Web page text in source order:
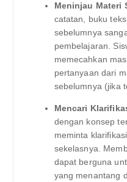
Meninjau Materi
catatan, buku
sebelumnya
pembelajaran.
memecahkan
pertanyaan dari
sebelumnya (jika
Mencari
dengan konsep
meminta
sekelasnya.
dapat berguna
yang menantang